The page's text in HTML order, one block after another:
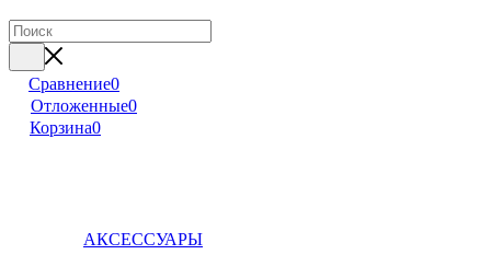
Сравнение0
Отложенные0
Корзина0
АКСЕССУАРЫ